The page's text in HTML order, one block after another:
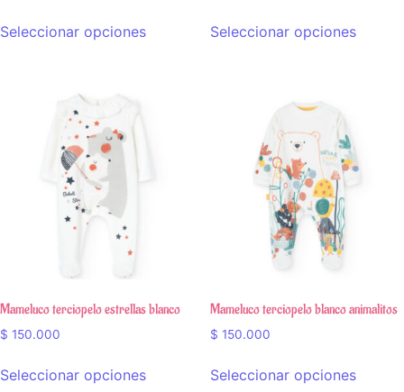
Seleccionar opciones Seleccionar opciones
Mameluco terciopelo estrellas blanco
$ 150.000
Seleccionar opciones
Mameluco terciopelo blanco animalitos
$ 150.000
Seleccionar opciones